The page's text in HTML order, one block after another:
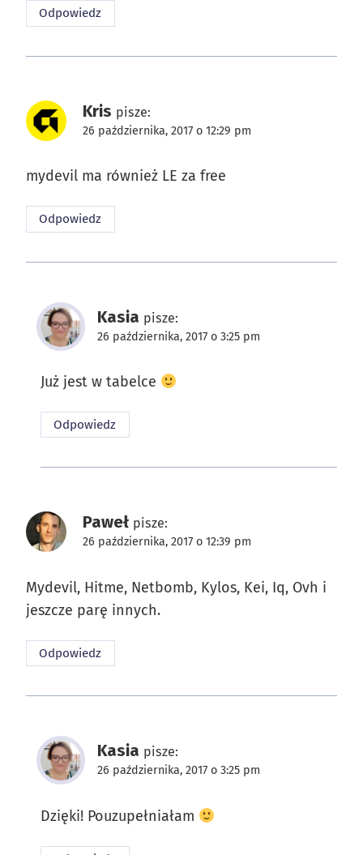
Odpowiedz
Kris pisze:
26 października, 2017 o 12:29 pm
mydevil ma również LE za free
Odpowiedz
Kasia pisze:
26 października, 2017 o 3:25 pm
Już jest w tabelce
Odpowiedz
Paweł pisze:
26 października, 2017 o 12:39 pm
Mydevil, Hitme, Netbomb, Kylos, Kei, Iq, Ovh i
jeszcze parę innych.
Odpowiedz
Kasia pisze:
26 października, 2017 o 3:25 pm
Dzięki! Pouzupełniałam